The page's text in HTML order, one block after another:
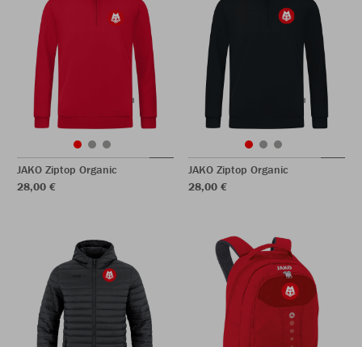
JAKO Ziptop Organic
28,00 €
JAKO Ziptop Organic
28,00 €